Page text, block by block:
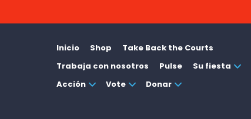
Inicio Shop
Take Back the Courts
Trabaja con nosotros
Pulse
Su fiesta
Acción
Vote Donar